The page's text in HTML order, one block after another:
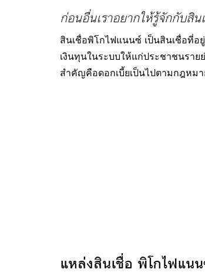
ก่อนอื่นเราอยากให้รู้จักกับสิ
สินเชื่อพิโกไฟแนนซ์ เป็นสินเชื่อที่อ
เงินทุนในระบบให้แก่ประชาชนรา
สำคัญคือดอกเบี้ยเป็นไปตามกฎหม
แหล่งสินเชื่อ พิโกไฟแน